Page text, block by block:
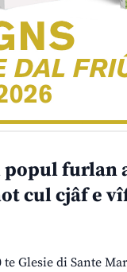
popul furlan
cul cjâf e
Glesie di Sante